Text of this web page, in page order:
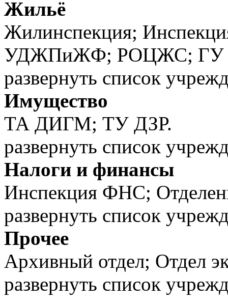
Жильё
Жилинспекция;
УДЖПиЖФ; РОЦЖС; ГУ
развернуть список
Имущество
ТА ДИГМ; ТУ ДЗР.
развернуть список
Налоги и финансы
Инспекция ФНС;
развернуть список
Прочее
Архивный отдел; Отдел
развернуть список